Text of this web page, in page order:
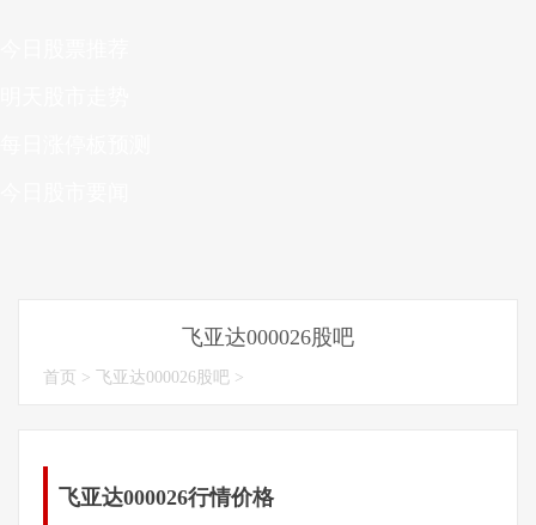
飞亚达000026股吧
首页 > 飞亚达000026股吧 >
飞亚达000026行情价格